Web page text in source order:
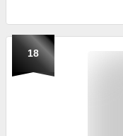
18